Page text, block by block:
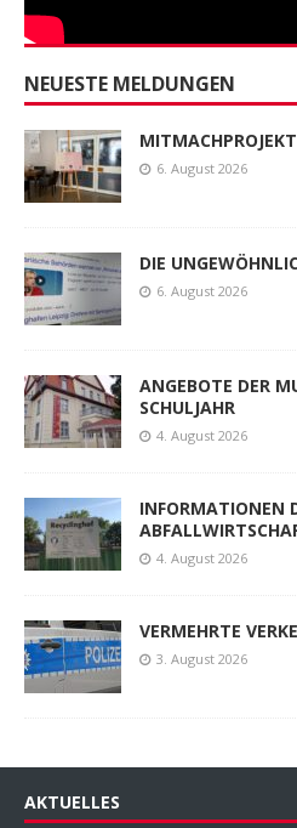
NEUESTE MELDUNGEN
6. August 2026
DIE
6. August 2026
ANGEBOTE DER
SCHULJAHR
4. August 2026
INFORMATIONEN
4. August 2026
VERMEHRTE
3. August 2026
AKTUELLES